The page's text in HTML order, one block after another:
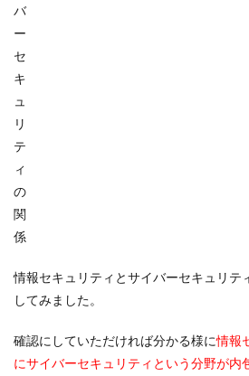
バ
ー
セ
キ
ュ
リ
テ
ィ
の
関
係
情報セキュリティとサイバーセキュリテ
してみました。
確認にしていただければ分かる様に情報
にサイバーセキュリティという分野が内